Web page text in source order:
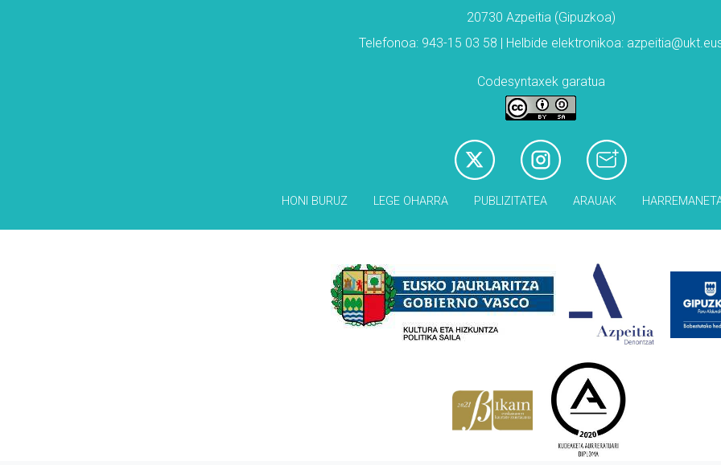
20730 Azpeitia (Gipuzkoa)
Telefonoa: 943-15 03 58 | Helbide elektronikoa:
Codesyntaxek garatua
HONI BURUZ LEGE OHARRA PUBLIZITATEA ARAUAK